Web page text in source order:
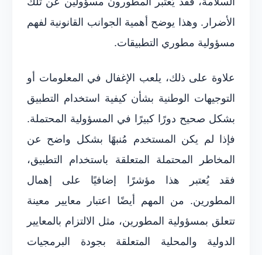
الأضرار. وهذا يوضح أهمية الجوانب القانونية لفهم
مسؤولية مطوري التطبيقات.
علاوة على ذلك، يلعب الإغفال في المعلومات أو
التوجيهات الوطنية بشأن كيفية استخدام التطبيق
بشكل صحيح دورًا كبيرًا في المسؤولية المحتملة.
فإذا لم يكن المستخدم مُنبهًا بشكل واضح عن
المخاطر المحتملة المتعلقة باستخدام التطبيق،
فقد يُعتبر هذا مؤشرًا إضافيًا على إهمال
المطورين. من المهم أيضًا اعتبار معايير معينة
تتعلق بمسؤولية المطورين، مثل الالتزام بالمعايير
الدولية والمحلية المتعلقة بجودة البرمجيات